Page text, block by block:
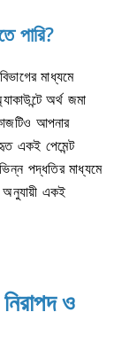
পারি?
মাধ্যমে
অর্থ জমা
আপনার
একই পেমেন্ট
পদ্ধতির মাধ্যমে
একই
ও